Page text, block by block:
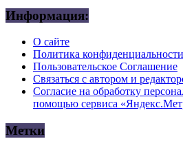
Информация:
О сайте
Политика
Пользовательское Соглашение
Связаться с автором и
Согласие на обработку
помощью сервиса
Метки